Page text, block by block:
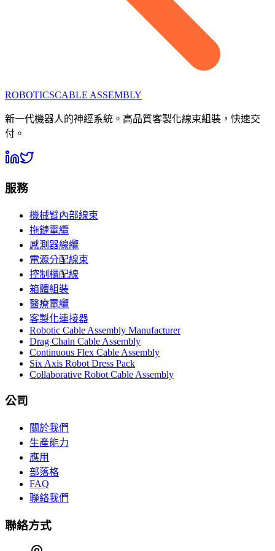
ROBOTICSCABLE ASSEMBLY
新一代機器人的神經系統。高品質客製化線束組裝，快速交
付。
服務
機械臂內部線束
拖鏈電纜
感測器線纜
電源分配線束
控制櫃配線
箱體組裝
醫療電纜
客製化連接器
Robotic Cable Assembly Manufacturer
Drag Chain Cable Assembly
Continuous Flex Cable Assembly
Six Axis Robot Dress Pack
Collaborative Robot Cable Assembly
公司
關於我們
生產能力
應用
部落格
FAQ
聯絡我們
聯絡方式